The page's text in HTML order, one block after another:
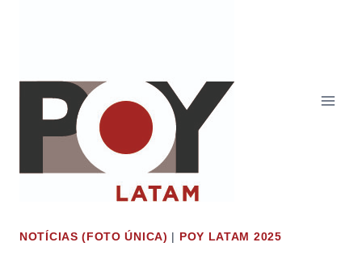
NOTÍCIAS (FOTO ÚNICA) | POY LATAM 2025